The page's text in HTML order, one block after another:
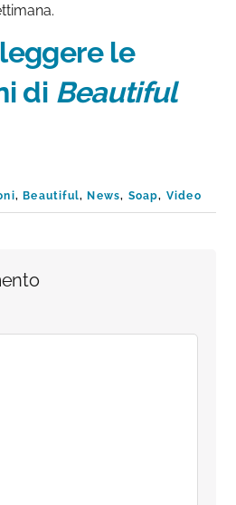
le
di Beautiful
,Beautiful,News, Soap, Video